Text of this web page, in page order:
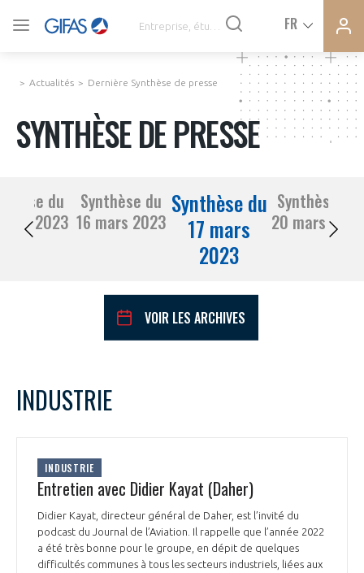
FR
SYNTHÈSE DE PRESSE
COMMUNIQUÉS DE PRESSE
PRÉSENTATION
NOTRE VISION
NOS MISSIONS
ORGANISATION
LE CONSEIL DU GIFAS
FONCTIONNEMENT
Actualités Dernière Synthèse de presse
SYNTHÈSE DE PRESSE
du
15 mars 2023
Synthèse du
16 mars 2023
Synthèse du
17 mars
2023
Synthèse du
20 mars 2023
VOIR LES ARCHIVES
L
1 2 3 4
5
14 15 16 17
23 24
27
28 29 30 31
INDUSTRIE
INDUSTRIE
Entretien avec Didier Kayat (Daher)
Didier Kayat, directeur général de Daher, est l’invité du
podcast du Journal de l’Aviation. Il rappelle que l’année 2022
a été très bonne pour le groupe, en dépit de quelques
difficultés communes à tous les secteurs industriels, liées aux
VOUS ÊTES ADHÉRENTS
PAS ENCORE ADHÉRENT ?
Rejoignez une filière d’excellence et développez
DEMANDE D’ADHÉSION
Avez-vous un statut de droit français ?